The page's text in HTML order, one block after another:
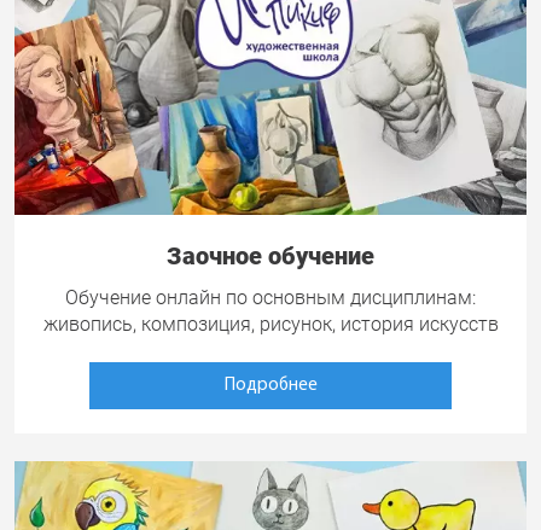
Заочное обучение
Обучение онлайн по основным дисциплинам:
живопись, композиция, рисунок, история искусств
Подробнее